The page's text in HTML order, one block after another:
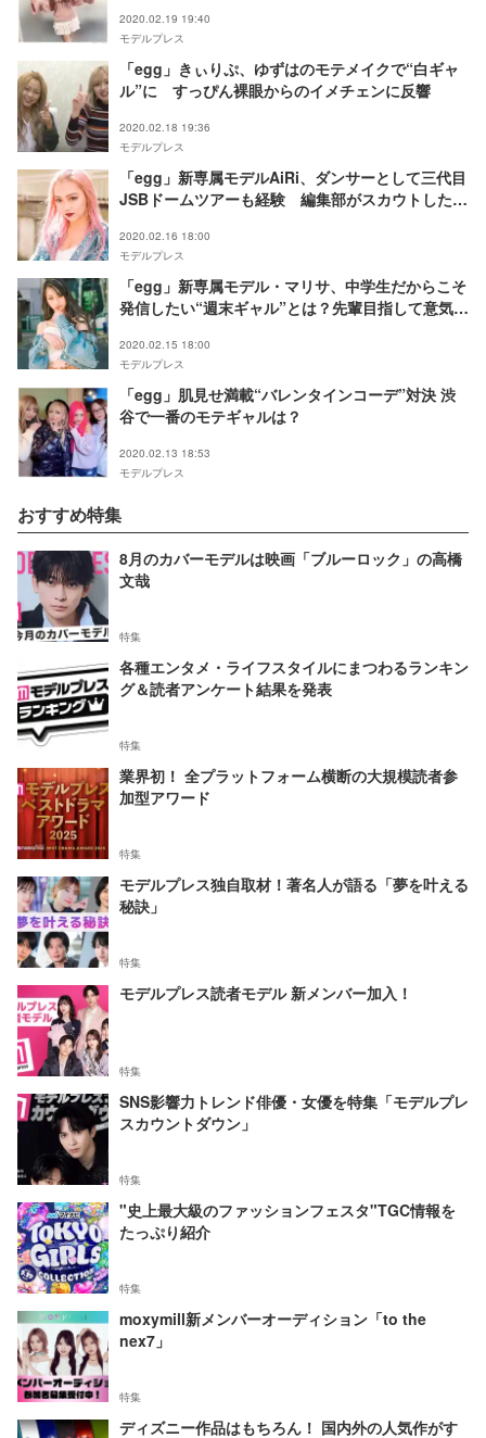
2020.02.19 19:40
モデルプレス
「egg」きぃりぷ、ゆずはのモテメイクで“白ギャ
ル”に すっぴん裸眼からのイメチェンに反響
2020.02.18 19:36
モデルプレス
「egg」新専属モデルAiRi、ダンサーとして三代目
JSBドームツアーも経験 編集部がスカウトした逸
2020.02.16 18:00
モデルプレス
「egg」新専属モデル・マリサ、中学生だからこそ
発信したい“週末ギャル”とは？先輩目指して意気込
2020.02.15 18:00
モデルプレス
「egg」肌見せ満載“バレンタインコーデ”対決 渋
谷で一番のモテギャルは？
2020.02.13 18:53
モデルプレス
おすすめ特集
8月のカバーモデルは映画「ブルーロック」の高橋
文哉
特集
各種エンタメ・ライフスタイルにまつわるランキン
グ＆読者アンケート結果を発表
特集
業界初！ 全プラットフォーム横断の大規模読者参
加型アワード
特集
モデルプレス独自取材！著名人が語る「夢を叶える
秘訣」
特集
モデルプレス読者モデル 新メンバー加入！
特集
SNS影響力トレンド俳優・女優を特集「モデルプレ
スカウントダウン」
特集
"史上最大級のファッションフェスタ"TGC情報を
たっぷり紹介
特集
moxymill新メンバーオーディション「to the
nex7」
特集
ディズニー作品はもちろん！ 国内外の人気作がす